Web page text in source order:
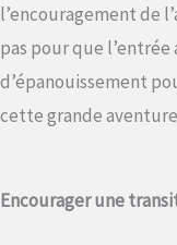
l’encouragement de
pas pour que
d’épanouissement
cette grande
Encourager une